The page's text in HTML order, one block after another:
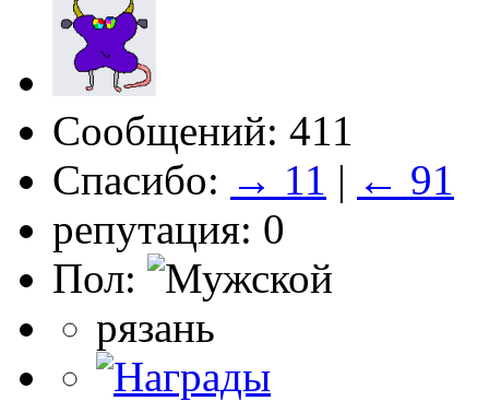
Сообщений: 411
Спасибо: → 11 | ← 91
репутация: 0
Пол:
рязань